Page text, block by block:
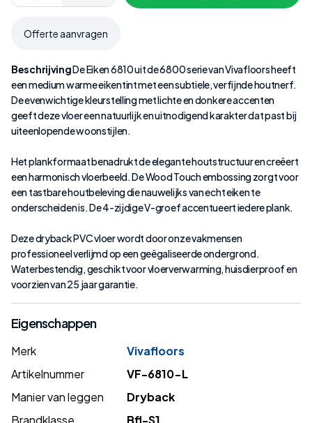
Offerte aanvragen
BeschrijvingDe Eiken 6810 uit de 6800 serie van Vivafloors heeft
een medium warme eikentint met een subtiele, verfijnde houtnerf.
De evenwichtige kleurstelling met lichte en donkere accenten
geeft deze vloer een natuurlijk en uitnodigend karakter dat past bij
uiteenlopende woonstijlen.
Het plankformaat benadrukt de elegante houtstructuur en creëert
een harmonisch vloerbeeld. De Wood Touch embossing zorgt voor
een tastbare houtbeleving die nauwelijks van echt eiken te
onderscheiden is. De 4-zijdige V-groef accentueert iedere plank.
Deze dryback PVC vloer wordt door onze vakmensen
professioneel verlijmd op een geëgaliseerde ondergrond.
Waterbestendig, geschikt voor vloerverwarming, huisdierproof en
voorzien van 25 jaar garantie.
Eigenschappen
Merk
Vivafloors
Artikelnummer
VF-6810-L
Manier van leggen
Dryback
Brandklasse
Bfl-S1